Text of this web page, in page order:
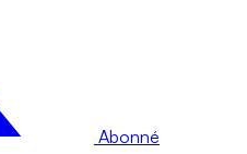
Abonné